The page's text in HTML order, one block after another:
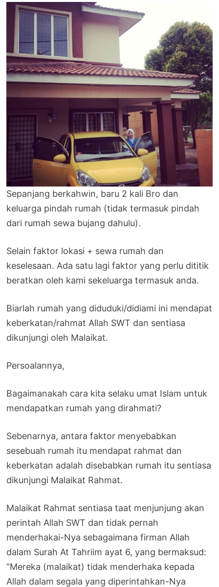
Sepanjang berkahwin, baru 2 kali Bro dan
keluarga pindah rumah (tidak termasuk pindah
dari rumah sewa bujang dahulu).
Selain faktor lokasi + sewa rumah dan
keselesaan. Ada satu lagi faktor yang perlu dititik
beratkan oleh kami sekeluarga termasuk anda.
Biarlah rumah yang diduduki/didiami ini mendapat
keberkatan/rahmat Allah SWT dan sentiasa
dikunjungi oleh Malaikat.
Persoalannya,
Bagaimanakah cara kita selaku umat Islam untuk
mendapatkan rumah yang dirahmati?
Sebenarnya, antara faktor menyebabkan
sesebuah rumah itu mendapat rahmat dan
keberkatan adalah disebabkan rumah itu sentiasa
dikunjungi Malaikat Rahmat.
Malaikat Rahmat sentiasa taat menjunjung akan
perintah Allah SWT dan tidak pernah
menderhakai-Nya sebagaimana firman Allah
dalam Surah At Tahriim ayat 6, yang bermaksud:
“Mereka (malaikat) tidak menderhaka kepada
Allah dalam segala yang diperintahkan-Nya